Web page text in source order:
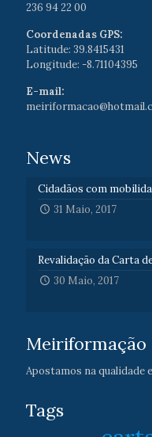
236 94 22 00
Coordenadas GPS:
Latitude: 39.8415431
Longitude: -8.71104395
E-mail:
News
Cidadãos com
31 Maio, 2017
Revalidação da Carta
30 Maio, 2017
Meiriformação
Apostamos na qualidade
Tags